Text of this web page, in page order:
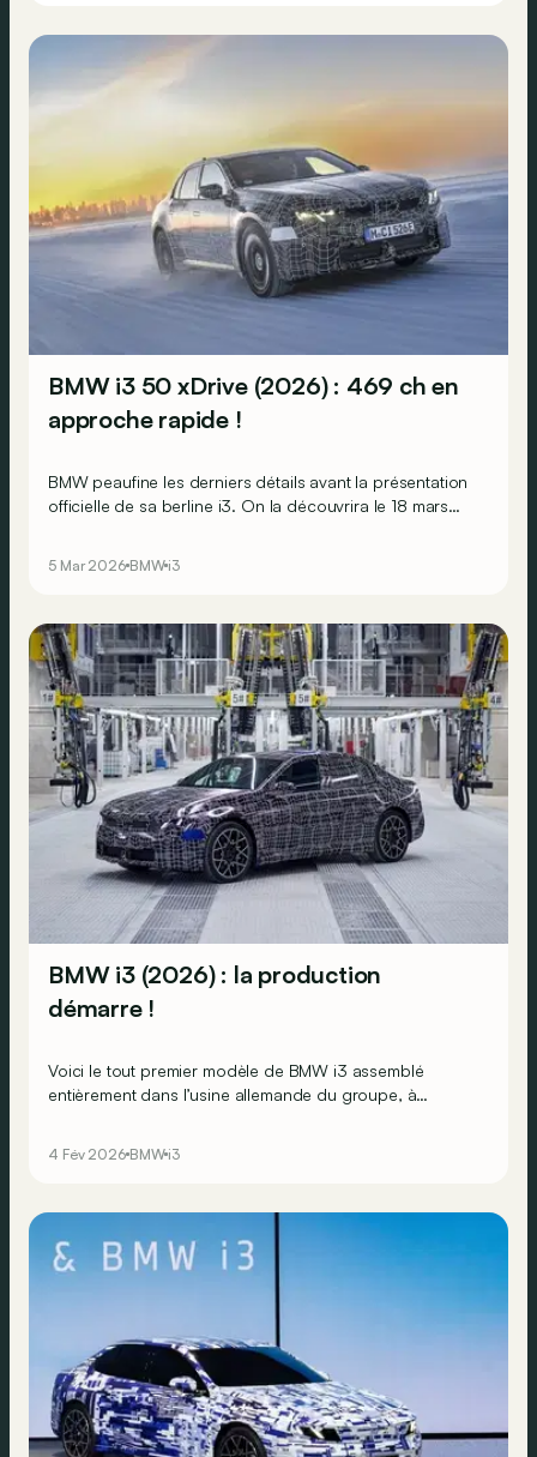
BMW i3 50 xDrive (2026) : 469 ch en
approche rapide !
BMW peaufine les derniers détails avant la présentation
officielle de sa berline i3. On la découvrira le 18 mars
SUV iX3 Neue Klasse.
5 Mar 2026 BMW i3
BMW i3 (2026) : la production
démarre !
Voici le tout premier modèle de BMW i3 assemblé
entièrement dans l’usine allemande du groupe, à
Neue Klasse » prévue pour le second semestre 2026.
4 Fév 2026 BMW i3